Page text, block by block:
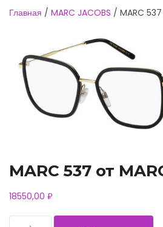
Главная / MARC JACOBS / MARC 537
MARC 537 от
18550,00 ₽